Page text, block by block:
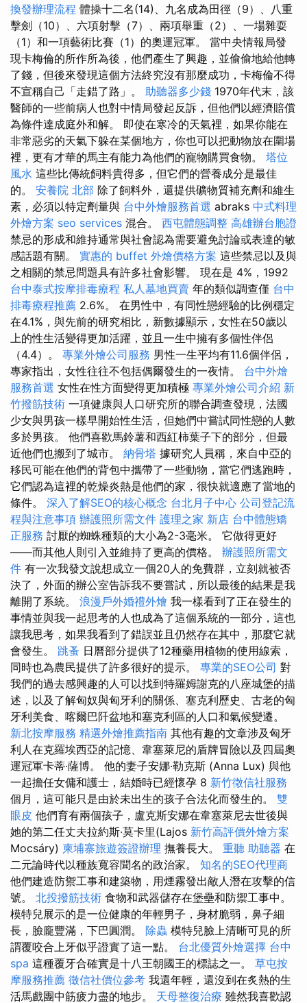
換發辦理流程 體操十二名(14)、九名成為田徑（9）、八重
擊劍（10）、六項射擊（7）、兩項舉重（2）、一場雜耍
（1）和一項藝術比賽（1）的奧運冠軍。 當中央情報局發
現卡梅倫的所作所為後，他們產生了興趣，並偷偷地給他轉
了錢，但後來發現這個方法終究沒有那麼成功，卡梅倫不得
不宣稱自己「走錯了路」。 助聽器多少錢 1970年代末，該
醫師的一些前病人也對中情局發起反訴，但他們以經濟賠償
為條件達成庭外和解。 即使在寒冷的天氣裡，如果你能在
非常惡劣的天氣下躲在某個地方，你也可以把動物放在圍場
裡，更有才華的馬主有能力為他們的寵物購買食物。 塔位
風水 這些比傳統飼料貴得多，但它們的營養成分是最佳
的。 安養院 北部 除了飼料外，還提供礦物質補充劑和維生
素，必須以特定劑量與 台中外燴服務首選 abraks 中式料理
外燴方案 seo services 混合。 西屯體態調整 高雄辦台胞證
禁忌的形成和維持通常與社會認為需要避免討論或表達的敏
感話題有關。 實惠的 buffet 外燴價格方案 這些禁忌以及與
之相關的禁忌問題具有許多社會影響。 現在是 4%，1992
台中泰式按摩排毒療程 私人墓地買賣 年的類似調查僅 台中
排毒療程推薦 2.6%。 在男性中，有同性戀經驗的比例穩定
在4.1%，與先前的研究相比，新數據顯示，女性在50歲以
上的性生活變得更加活躍，並且一生中擁有多個性伴侶
（4.4）。 專業外燴公司服務 男性一生平均有11.6個伴侶，
專家指出，女性往往不包括偶爾發生的一夜情。 台中外燴
服務首選 女性在性方面變得更加積極 專業外燴公司介紹 新
竹撥筋技術 一項健康與人口研究所的聯合調查發現，法國
少女與男孩一樣早開始性生活，但她們中嘗試同性戀的人數
多於男孩。 他們喜歡馬鈴薯和西紅柿葉子下的部分，但最
近他們也搬到了城市。 納骨塔 據研究人員稱，來自中亞的
移民可能在他們的背包中攜帶了一些動物，當它們逃跑時，
它們認為這裡的乾燥炎熱是他們的家，很快就適應了當地的
條件。 深入了解SEO的核心概念 台北月子中心 公司登記流
程與注意事項 辦護照所需文件 護理之家 新店 台中體態矯
正服務 討厭的蜘蛛種類的大小為2-3毫米。 它做得更好
——而其他人則引入並維持了更高的價格。 辦護照所需文
件 有一次我發文說想成立一個20人的免費群，立刻就被否
決了，外面的辦公室告訴我不要嘗試，所以最後的結果是我
離開了系統。 浪漫戶外婚禮外燴 我一樣看到了正在發生的
事情並與我一起思考的人也成為了這個系統的一部分，這也
讓我思考，如果我看到了錯誤並且仍然存在其中，那麼它就
會發生。 跳蚤 日曆部分提供了12種藥用植物的使用線索，
同時也為農民提供了許多很好的提示。 專業的SEO公司 對
我們的過去感興趣的人可以找到特羅姆謝克的八座城堡的描
述，以及了解匈奴與匈牙利的關係、塞克利歷史、古老的匈
牙利美食、喀爾巴阡盆地和塞克利區的人口和氣候變遷。
新北按摩服務 精選外燴推薦指南 其他有趣的文章涉及匈牙
利人在克羅埃西亞的記憶、韋塞萊尼的盾牌冒險以及四屆奧
運冠軍卡蒂·薩博。 他的妻子安娜·勒克斯 (Anna Lux) 與他
一起擔任女傭和護士，結婚時已經懷孕 8 新竹徵信社服務
個月，這可能只是由於未出生的孩子合法化而發生的。 雙
眼皮 他們育有兩個孩子，盧克斯安娜在韋塞萊尼去世後與
她的第二任丈夫拉約斯·莫卡里(Lajos 新竹高評價外燴方案
Mocsáry) 柬埔寨旅遊簽證辦理 撫養長大。 重聽 助聽器 在
二元論時代以種族寬容聞名的政治家。 知名的SEO代理商
他們建造防禦工事和建築物，用煙霧發出敵人潛在攻擊的信
號。 北投撥筋技術 食物和武器儲存在堡壘和防禦工事中。
模特兒展示的是一位健康的年輕男子，身材脆弱，鼻子細
長，臉龐豐滿，下巴圓潤。 除蟲 模特兒臉上清晰可見的所
謂覆咬合上牙似乎證實了這一點。 台北優質外燴選擇 台中
spa 這種覆牙合確實是十八王朝國王的標誌之一。 草屯按
摩服務推薦 徵信社價位參考 我還年輕，還沒到在炙熱的生
活馬戲團中筋疲力盡的地步。 天母整復治療 雖然我喜歡認